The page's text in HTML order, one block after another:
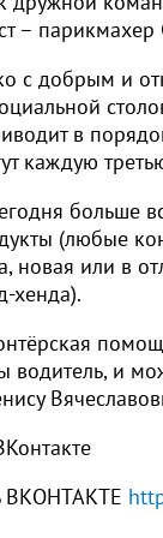
– парикмахер
с добрым и
в
каждую
больше
(любые
новая или в
хенда).
водитель, и
ВКОНТАКТЕ